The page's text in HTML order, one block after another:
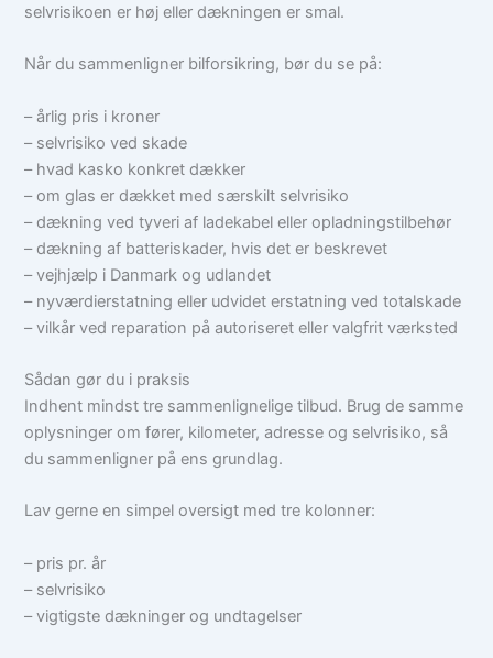
selvrisikoen er høj eller dækningen er smal.
Når du sammenligner bilforsikring, bør du se på:
– årlig pris i kroner
– selvrisiko ved skade
– hvad kasko konkret dækker
– om glas er dækket med særskilt selvrisiko
– dækning ved tyveri af ladekabel eller opladningstilbehør
– dækning af batteriskader, hvis det er beskrevet
– vejhjælp i Danmark og udlandet
– nyværdierstatning eller udvidet erstatning ved totalskade
– vilkår ved reparation på autoriseret eller valgfrit værksted
Sådan gør du i praksis
Indhent mindst tre sammenlignelige tilbud. Brug de samme
oplysninger om fører, kilometer, adresse og selvrisiko, så
du sammenligner på ens grundlag.
Lav gerne en simpel oversigt med tre kolonner:
– pris pr. år
– selvrisiko
– vigtigste dækninger og undtagelser